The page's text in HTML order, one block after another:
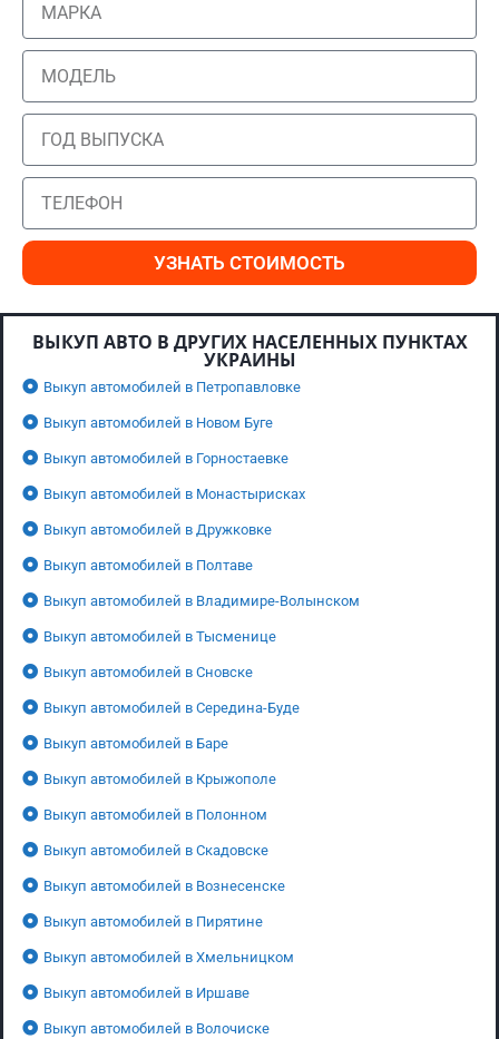
УЗНАТЬ СТОИМОСТЬ
ВЫКУП АВТО В ДРУГИХ НАСЕЛЕННЫХ ПУНКТАХ
УКРАИНЫ
Выкуп автомобилей в Петропавловке
Выкуп автомобилей в Новом Буге
Выкуп автомобилей в Горностаевке
Выкуп автомобилей в Монастырисках
Выкуп автомобилей в Дружковке
Выкуп автомобилей в Полтаве
Выкуп автомобилей в Владимире-Волынском
Выкуп автомобилей в Тысменице
Выкуп автомобилей в Сновске
Выкуп автомобилей в Середина-Буде
Выкуп автомобилей в Баре
Выкуп автомобилей в Крыжополе
Выкуп автомобилей в Полонном
Выкуп автомобилей в Скадовске
Выкуп автомобилей в Вознесенске
Выкуп автомобилей в Пирятине
Выкуп автомобилей в Хмельницком
Выкуп автомобилей в Иршаве
Выкуп автомобилей в Волочиске